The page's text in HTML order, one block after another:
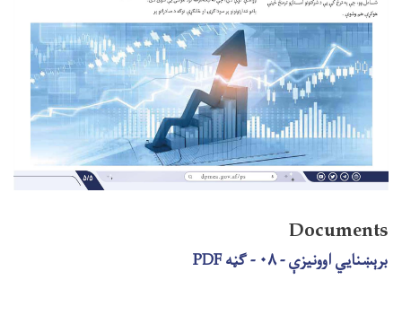
Documents
برېښنایي اوونیزې - ۰۸ - ګڼه PDF